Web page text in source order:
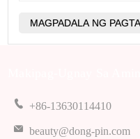
+86-13630114410
beauty@dong-pin.com